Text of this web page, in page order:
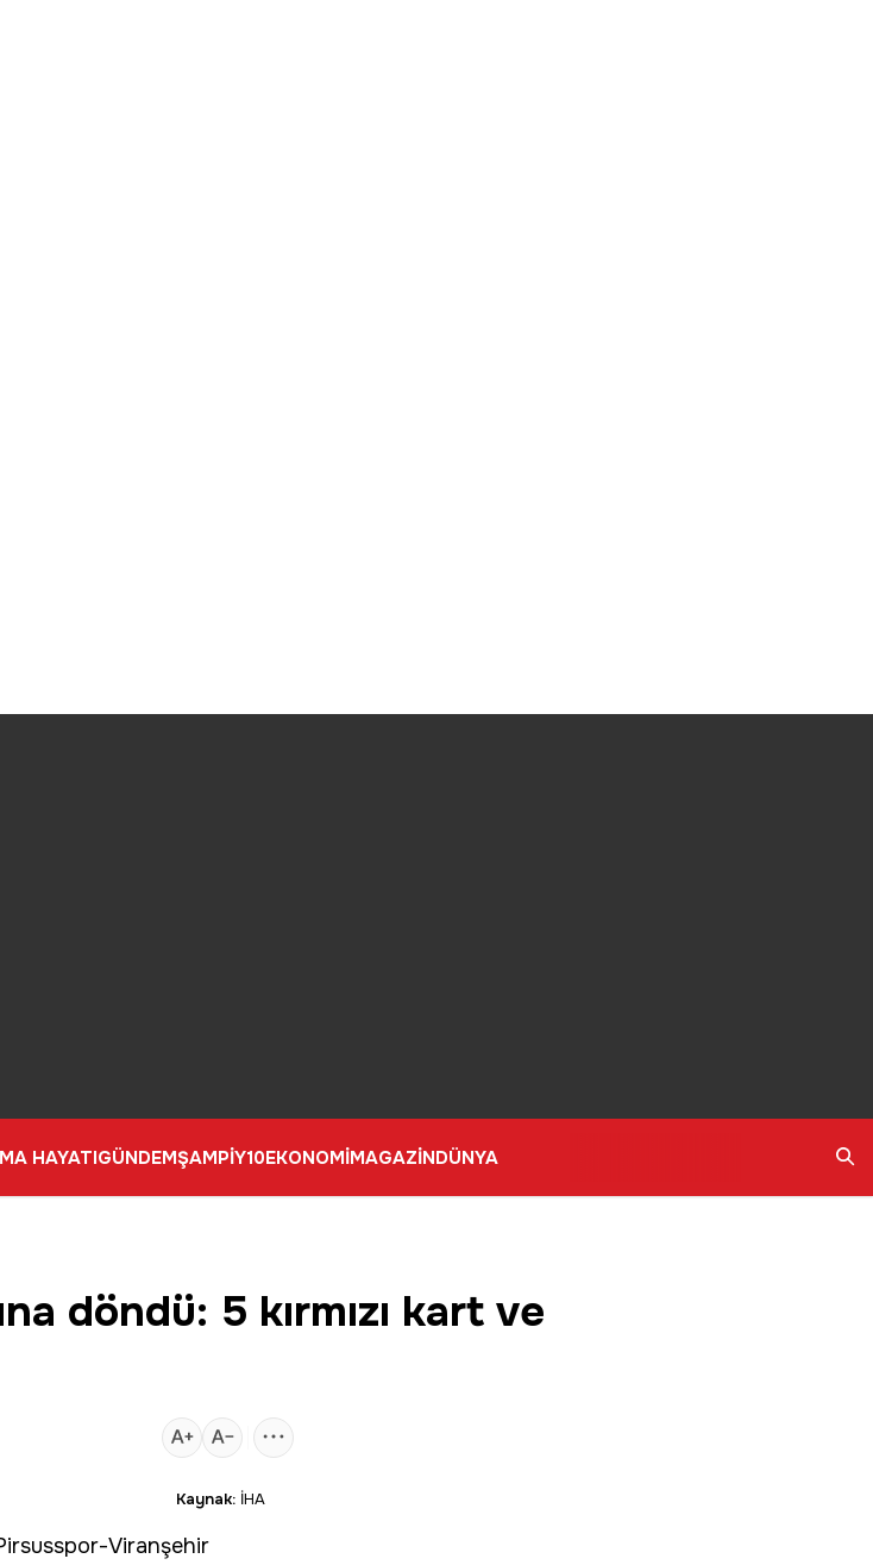
HAYATIGÜNDEMŞAMPİY10EKONOMİMAGAZİNDÜNYA
döndü: 5 kırmızı kart ve
Kaynak: İHA
Viranşehir